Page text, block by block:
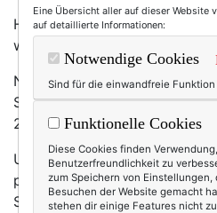
Hatte ich einen Beitrag weiter
wäre so ein wenig nach ...
Nunja, das war gestern.
Sandalen (!!) in der Stadt und
20,5 Grad. Da gelten einfach
Und dann sind mir bei
paar Kleider über den Weg
Sommerwiese … Aber guck
Eine Übersicht aller auf dieser Website
auf detaillierte Informationen:
Notwendige Cookies
Sind für die einwandfreie
Funktionelle Cookies
Diese Cookies finden
Benutzerfreundlichkeit zu
zum Speichern von Einstellungen,
Besuchen der Website gemacht
stehen dir einige Features nicht